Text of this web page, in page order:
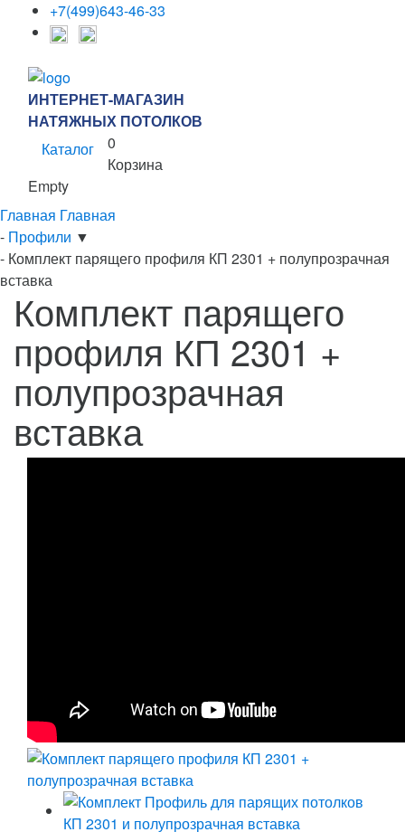
+7(499)643-46-33
ИНТЕРНЕТ-МАГАЗИН
НАТЯЖНЫХ ПОТОЛКОВ
Каталог
0
Корзина
Empty
Главная Главная
- Профили ▼
- Комплект парящего профиля КП 2301 + полупрозрачная
вставка
Комплект парящего
профиля КП 2301 +
полупрозрачная
вставка